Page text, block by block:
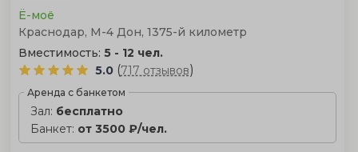
Ё-моё
Краснодар, М-4 Дон, 1375-й километр
Вместимость: 5 - 12 чел.
5.0 (717 отзывов)
Аренда с банкетом
Зал: бесплатно
Банкет: от 3500 ₽/чел.